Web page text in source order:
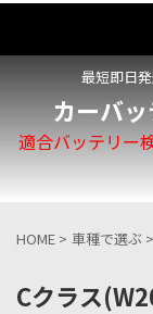
最短即日
カーバ
適合バッテリー
HOME > 車種で選ぶ >
Cクラス